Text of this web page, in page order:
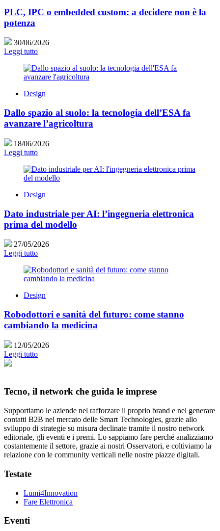
PLC, IPC o embedded custom: a decidere non è la
potenza
30/06/2026
Leggi tutto
Design
Dallo spazio al suolo: la tecnologia dell’ESA fa
avanzare l’agricoltura
18/06/2026
Leggi tutto
Design
Dato industriale per AI: l’ingegneria elettronica
prima del modello
27/05/2026
Leggi tutto
Design
Robodottori e sanità del futuro: come stanno
cambiando la medicina
12/05/2026
Leggi tutto
Tecno, il network che guida le imprese
Supportiamo le aziende nel rafforzare il proprio brand e nel generare
contatti B2B nel mercato delle Smart Technologies, grazie allo
sviluppo di strategie su misura declinate tramite il nostro network
editoriale, gli eventi e i premi. Lo sappiamo fare perché analizziamo
costantemente il settore, grazie ai nostri Osservatori, e coltiviamo la
relazione con le community verticali nelle nostre piazze digitali.
Testate
Lumi4Innovation
Fare Elettronica
Eventi